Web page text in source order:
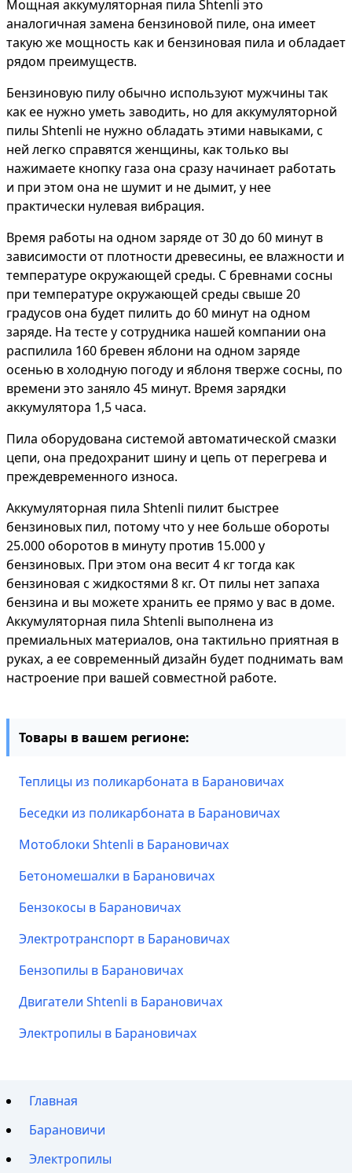
Мощная аккумуляторная пила Shtenli это
аналогичная замена бензиновой пиле, она имеет
такую же мощность как и бензиновая пила и обладает
рядом преимуществ.
Бензиновую пилу обычно используют мужчины так
как ее нужно уметь заводить, но для аккумуляторной
пилы Shtenli не нужно обладать этими навыками, с
ней легко справятся женщины, как только вы
нажимаете кнопку газа она сразу начинает работать
и при этом она не шумит и не дымит, у нее
практически нулевая вибрация.
Время работы на одном заряде от 30 до 60 минут в
зависимости от плотности древесины, ее влажности и
температуре окружающей среды. С бревнами сосны
при температуре окружающей среды свыше 20
градусов она будет пилить до 60 минут на одном
заряде. На тесте у сотрудника нашей компании она
распилила 160 бревен яблони на одном заряде
осенью в холодную погоду и яблоня тверже сосны, по
времени это заняло 45 минут. Время зарядки
аккумулятора 1,5 часа.
Пила оборудована системой автоматической смазки
цепи, она предохранит шину и цепь от перегрева и
преждевременного износа.
Аккумуляторная пила Shtenli пилит быстрее
бензиновых пил, потому что у нее больше обороты
25.000 оборотов в минуту против 15.000 у
бензиновых. При этом она весит 4 кг тогда как
бензиновая с жидкостями 8 кг. От пилы нет запаха
бензина и вы можете хранить ее прямо у вас в доме.
Аккумуляторная пила Shtenli выполнена из
премиальных материалов, она тактильно приятная в
руках, а ее современный дизайн будет поднимать вам
настроение при вашей совместной работе.
Товары в вашем регионе:
Теплицы из поликарбоната в Барановичах
Беседки из поликарбоната в Барановичах
Мотоблоки Shtenli в Барановичах
Бетономешалки в Барановичах
Бензокосы в Барановичах
Электротранспорт в Барановичах
Бензопилы в Барановичах
Двигатели Shtenli в Барановичах
Электропилы в Барановичах
Главная
Барановичи
Электропилы